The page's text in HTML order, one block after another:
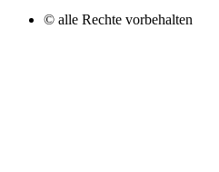
© alle Rechte vorbehalten